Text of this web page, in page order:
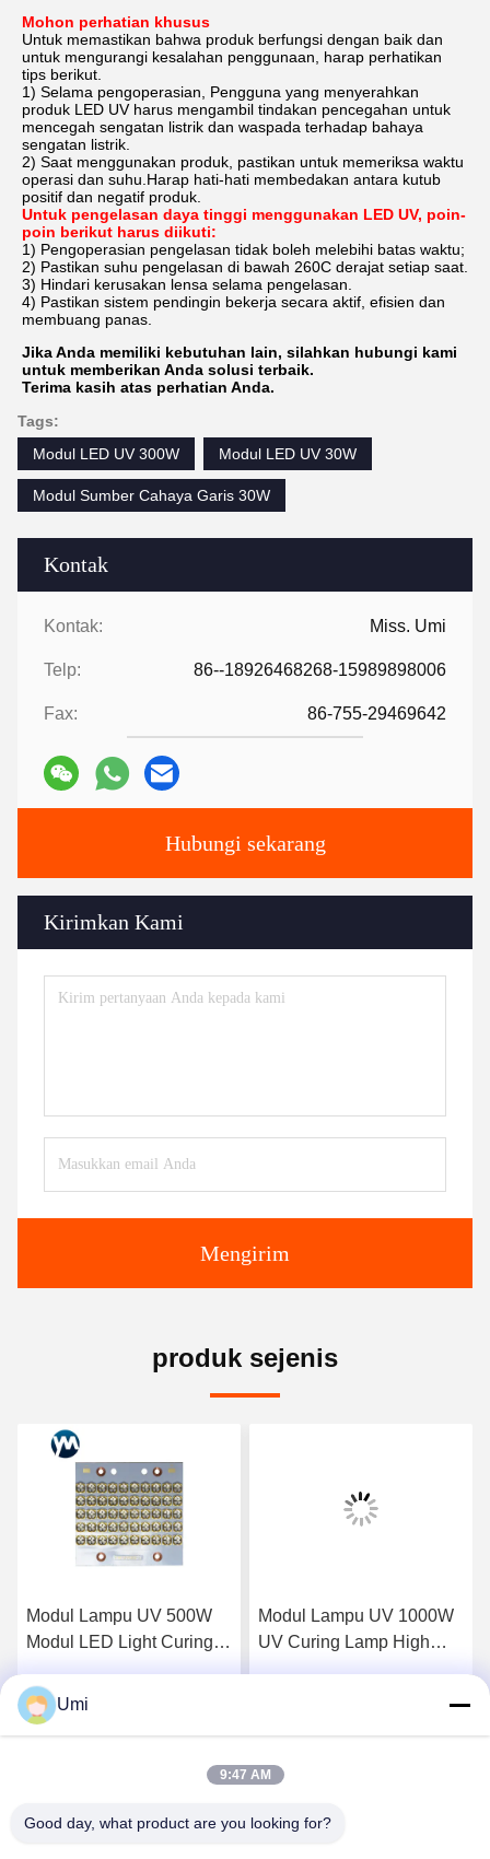
Kontak
Kontak: Miss. Umi
Telp: 86--18926468268-15989898006
Fax: 86-755-29469642
Hubungi sekarang
Kirimkan Kami
Mengirim
Mohon perhatian khusus
Untuk memastikan bahwa produk berfungsi dengan baik dan
untuk mengurangi kesalahan penggunaan, harap perhatikan
tips berikut.
1) Selama pengoperasian, Pengguna yang menyerahkan
produk LED UV harus mengambil tindakan pencegahan untuk
mencegah sengatan listrik dan waspada terhadap bahaya
sengatan listrik.
2) Saat menggunakan produk, pastikan untuk memeriksa waktu
operasi dan suhu.Harap hati-hati membedakan antara kutub
positif dan negatif produk.
Untuk pengelasan daya tinggi menggunakan LED UV, poin-
poin berikut harus diikuti:
1) Pengoperasian pengelasan tidak boleh melebihi batas waktu;
2) Pastikan suhu pengelasan di bawah 260C derajat setiap saat.
3) Hindari kerusakan lensa selama pengelasan.
4) Pastikan sistem pendingin bekerja secara aktif, efisien dan
membuang panas.
Jika Anda memiliki kebutuhan lain, silahkan hubungi kami
untuk memberikan Anda solusi terbaik.
Terima kasih atas perhatian Anda.
Tags:
Modul LED UV 300W
Modul LED UV 30W
Modul Sumber Cahaya Garis 30W
produk sejenis
Modul Lampu UV 500W
Modul LED Light Curing
UV LED 395nm
Modul Lampu UV 1000W
UV Curing Lamp High
Umi
9:47 AM
Good day, what product are you looking for?